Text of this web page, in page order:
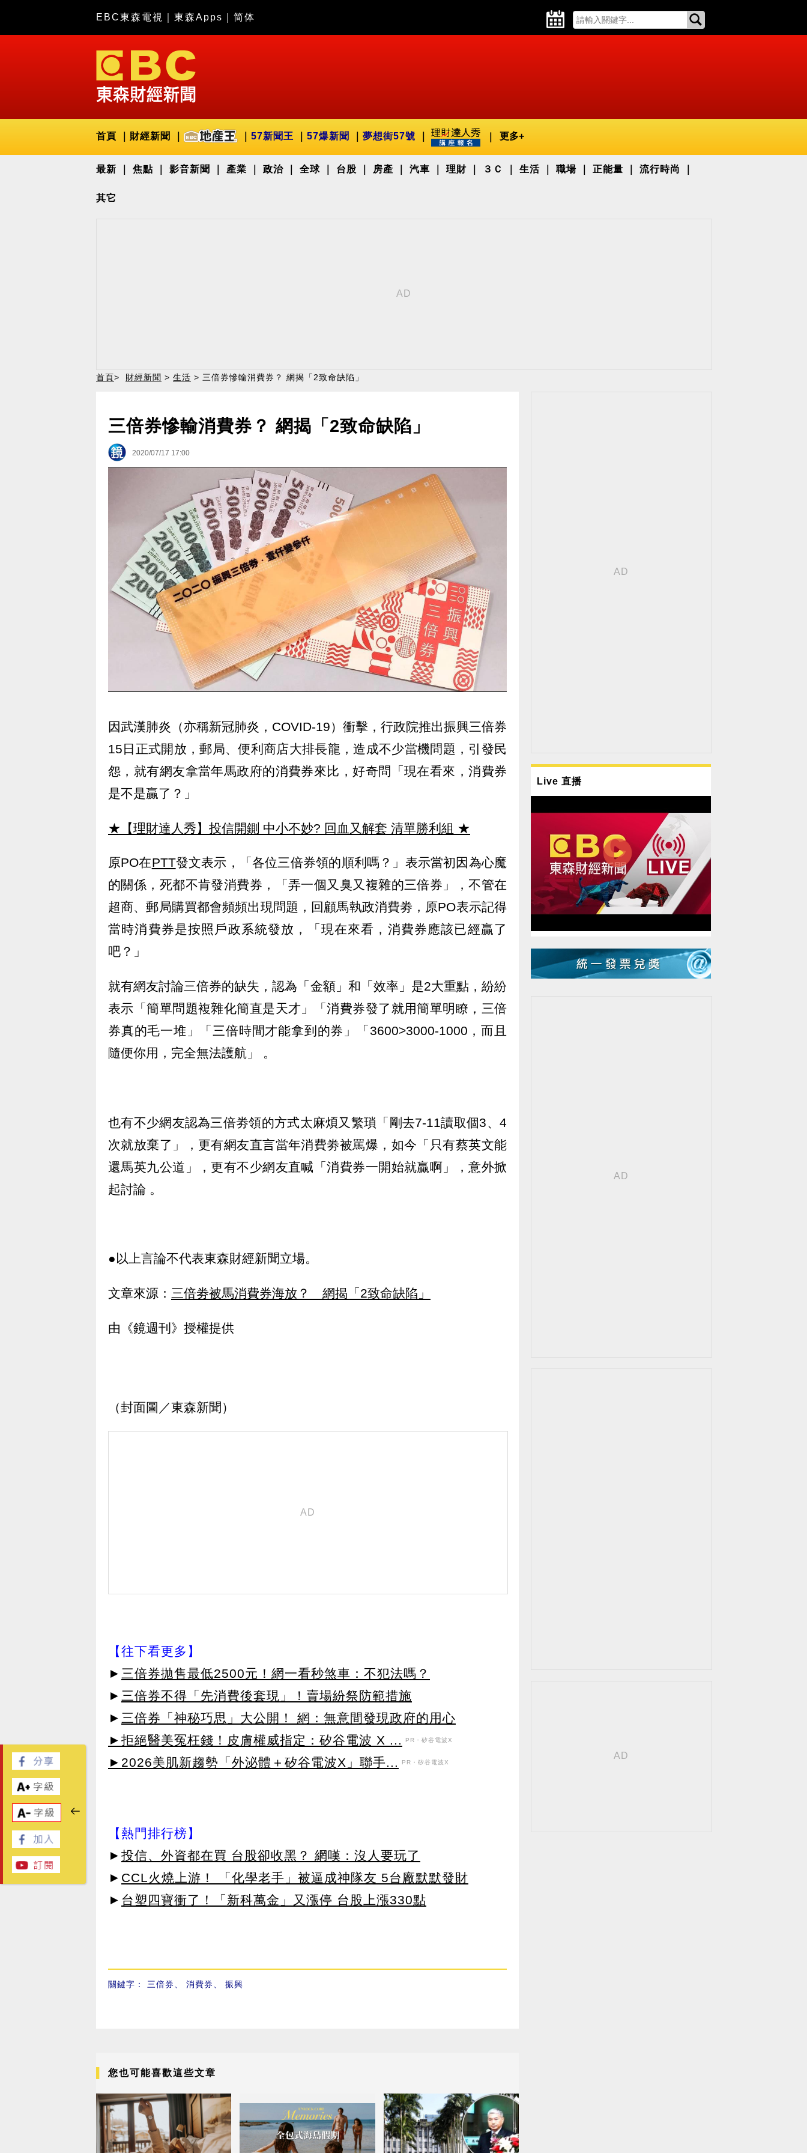
EBC東森電視 東森Apps 简体
首頁 財經新聞 57新聞王 57爆新聞 夢想街57號 更多+
最新 焦點 影音新聞 產業 政治 全球 台股 房產 汽車 理財 ３Ｃ 生活 職場 正能量 流行時尚
其它
首頁> 財經新聞 > 生活 > 三倍券慘輸消費券？ 網揭「2致命缺陷」
三倍券慘輸消費券？ 網揭「2致命缺陷」
2020/07/17 17:00
因武漢肺炎（亦稱新冠肺炎，COVID-19）衝擊，行政院推出振興三倍券
15日正式開放，郵局、便利商店大排長龍，造成不少當機問題，引發民
怨，就有網友拿當年馬政府的消費券來比，好奇問「現在看來，消費券
是不是贏了？」
★【理財達人秀】投信開鍘 中小不妙? 回血又解套 清單勝利組 ★
原PO在PTT發文表示，「各位三倍券領的順利嗎？」表示當初因為心魔
的關係，死都不肯發消費券，「弄一個又臭又複雜的三倍券」，不管在
超商、郵局購買都會頻頻出現問題，回顧馬執政消費劵，原PO表示記得
當時消費券是按照戶政系統發放，「現在來看，消費券應該已經贏了
吧？」
就有網友討論三倍券的缺失，認為「金額」和「效率」是2大重點，紛紛
表示「簡單問題複雜化簡直是天才」「消費券發了就用簡單明瞭，三倍
券真的毛一堆」「三倍時間才能拿到的券」「3600>3000-1000，而且
隨便你用，完全無法護航」 。
也有不少網友認為三倍劵領的方式太麻煩又繁瑣「剛去7-11讀取個3、4
次就放棄了」，更有網友直言當年消費劵被罵爆，如今「只有蔡英文能
還馬英九公道」，更有不少網友直喊「消費券一開始就贏啊」，意外掀
起討論 。
●以上言論不代表東森財經新聞立場。
文章來源： 三倍劵被馬消費券海放？ 網揭「2致命缺陷」
由《鏡週刊》授權提供
（封面圖／東森新聞）
【往下看更多】
► 三倍券拋售最低2500元！網一看秒煞車：不犯法嗎？
► 三倍券不得「先消費後套現」！賣場紛祭防範措施
► 三倍券「神秘巧思」大公開！ 網：無意間發現政府的用心
►拒絕醫美冤枉錢！皮膚權威指定：矽谷電波 X ...
PR・矽谷電波X
►2026美肌新趨勢「外泌體＋矽谷電波X」聯手... PR・矽谷電波X
【熱門排行榜】
► 投信、外資都在買 台股卻收黑？ 網嘆：沒人要玩了
► CCL火燒上游！ 「化學老手」被逼成神隊友 5台廠默默發財
► 台塑四寶衝了！「新科萬金」又漲停 台股上漲330點
關鍵字： 三倍券 消費券 振興
您也可能喜歡這些文章
Live 直播